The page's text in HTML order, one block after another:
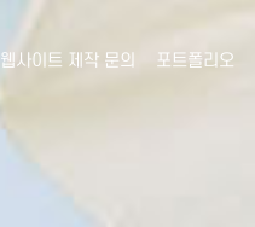
웹사이트 제작 문의 포트폴리오